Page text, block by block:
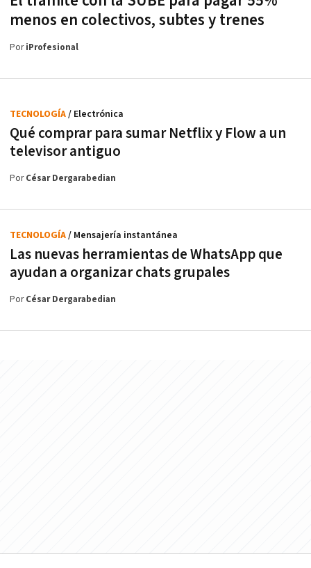
menos en colectivos, subtes y trenes
PoriProfesional
Qué comprar para sumar Netflix y Flow a un
televisor antiguo
TECNOLOGÍA/ Electrónica
PorCésar Dergarabedian
Las nuevas herramientas de WhatsApp que
ayudan a organizar chats grupales
TECNOLOGÍA/ Mensajería instantánea
PorCésar Dergarabedian